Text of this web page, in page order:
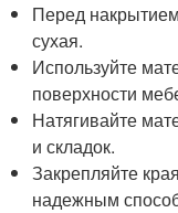
Перед
сухая.
Используйте
поверхности
Натягивайте
и складок.
Закрепляйте
надежным